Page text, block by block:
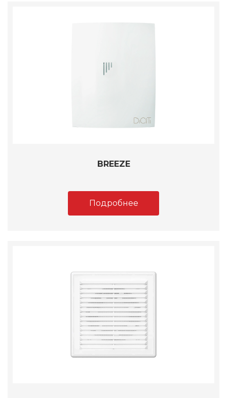
BREEZE
Подробнее